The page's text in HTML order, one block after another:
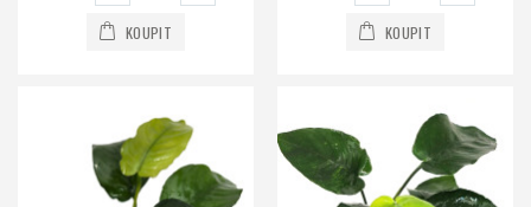
KOUPIT KOUPIT